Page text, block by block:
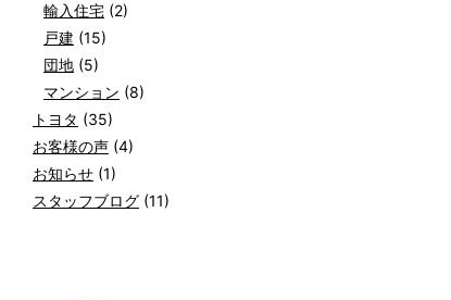
輸入住宅 (2)
戸建 (15)
団地 (5)
マンション (8)
トヨタ (35)
お客様の声 (4)
お知らせ (1)
スタッフブログ (11)